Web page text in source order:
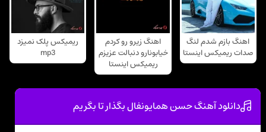
اهنگ بازم شدم لنگ
صدات ریمیکس اینستا
اهنگ زیرو رو کردم
خیابونارو دنبالت عزیزم
ریمیکس اینستا
ریمیکس پلک نمیزد
mp3
دانلود آهنگ حسن همایونفال بگذار تا بگریم